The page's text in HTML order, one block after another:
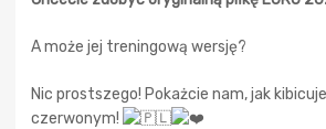
A może jej treningową wersję?
Nic prostszego! Pokażcie nam, jak
czerwonym!